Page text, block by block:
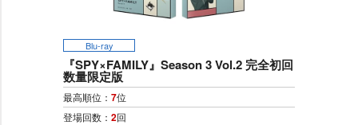
Blu-ray
『SPY×FAMILY』Season 3 Vol.2 完全初回
数量限定版
最高順位： 7位
登場回数： 2回